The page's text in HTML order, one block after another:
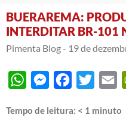
BUERAREMA:
INTERDITAR BR-101
Pimenta Blog - 19 de
WhatsAppMessengerFacebook
Twitter
Tempo de leitura: < 1 minuto